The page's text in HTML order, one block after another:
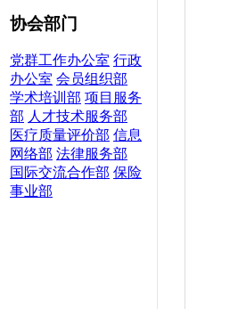
协会部门
党群工作办公室 行政
办公室 会员组织部
学术培训部 项目服务
部 人才技术服务部
医疗质量评价部 信息
网络部 法律服务部
国际交流合作部 保险
事业部